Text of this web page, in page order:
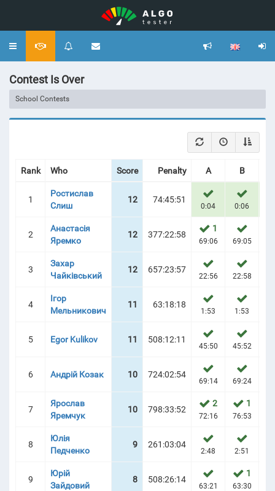
Toggle
2025 | SCOREBOARD
Contest Is Over
School Contests
Rank Who Score Penalty A B
1
Ростислав
Слиш
12 74:45:51
0:04 0:06
2
Анастасія
Яремко
12 377:22:58
1
69:06 69:05
3
Захар
Чайківський
12 657:23:57
22:56 22:58
4
Ігор
Мельникович
11 63:18:18
1:53 1:53
5 Egor Kulikov 11 508:12:11
45:50 45:52
6 Андрій Козак 10 724:02:54
69:14 69:24
7
Ярослав
Яремчук
10 798:33:52
2
72:16
1
76:53
8
Юлія
Педченко
9 261:03:04
2:48 2:51
9
Юрій
Зайдовий
8 508:26:14
63:21
1
63:30